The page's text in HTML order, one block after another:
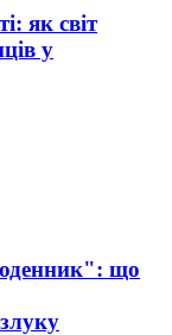
як світ
у
що